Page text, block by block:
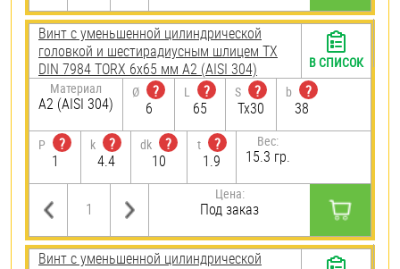
Винт с уменьшенной цилиндрической
головкой и шестирадиусным шлицем TX
DIN 7984 TORX 6х65 мм А2 (AISI 304)
Материал
А2 (AISI 304)
Ø
?
6
L
?
65
S
?
Tx30
b
?
38
P
?
1
k
?
4.4
dk
?
10
t
?
1.9
Вес:
15.3 гр.
Цена:
Под заказ
В СПИСОК
Винт с уменьшенной цилиндрической